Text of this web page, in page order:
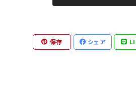
保存 シェア